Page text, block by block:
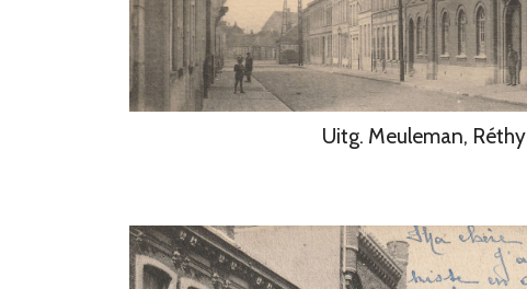
Uitg. Meuleman, Réthy